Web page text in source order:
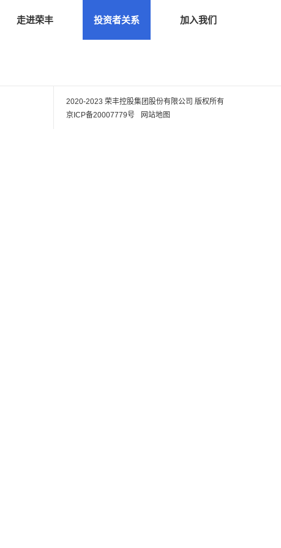
走进荣丰 投资者关系 加入我们
2020-2023 荣丰控股集团股份有限公司 版权所有
京ICP备20007779号
网站地图